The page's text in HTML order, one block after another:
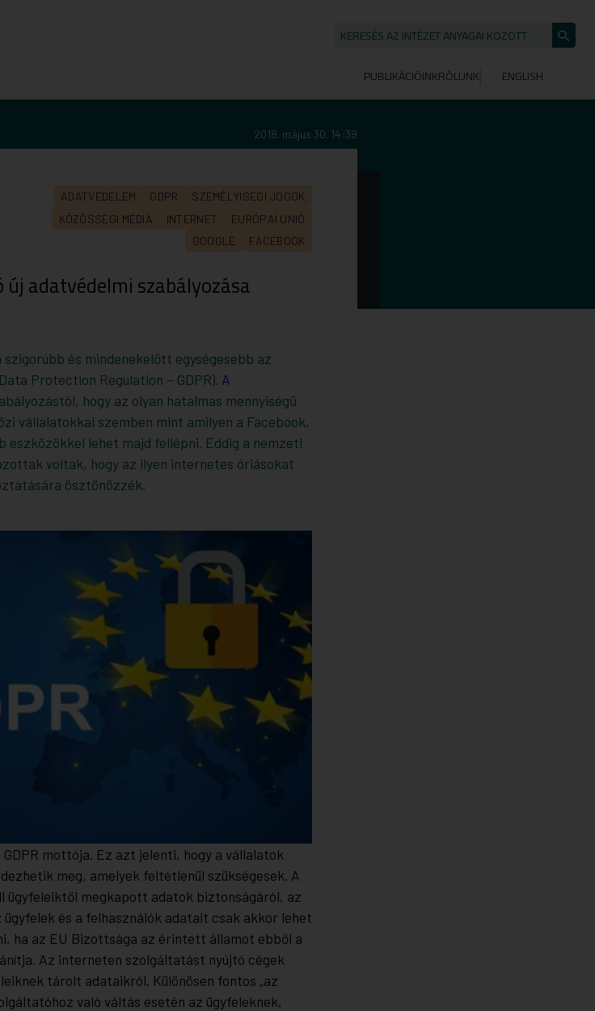
KERESÉS AZ INTÉZET ANYAGAI KÖZÖTT
indítása
PUBLIKÁCIÓINKRÓLUNK ENGLISH
2018. május 30. 14:39
ADATVÉDELEM GDPR
SZEMÉLYISÉGI JOGOK
KÖZÖSSÉGI MÉDIA
INTERNET
EURÓPAI UNIÓ
GOOGLE
FACEBOOK
adatvédelmi szabályozása
és mindenekelőtt egységesebb az
Protection Regulation – GDPR). A
hogy az olyan hatalmas mennyiségű
vállalatokkal szemben mint amilyen a Facebook,
eszközökkel lehet majd fellépni. Eddig a nemzeti
voltak, hogy az ilyen internetes óriásokat
ösztönözzék.
mottója. Ez azt jelenti, hogy a vállalatok
meg, amelyek feltétlenül szükségesek. A
ügyfeleiktől megkapott adatok biztonságáról, az
és a felhasználók adatait csak akkor lehet
ha az EU Bizottsága az érintett államot ebből a
Az interneten szolgáltatást nyújtó cégek
tárolt adataikról. Különösen fontos „az
való váltás esetén az ügyfeleknek,